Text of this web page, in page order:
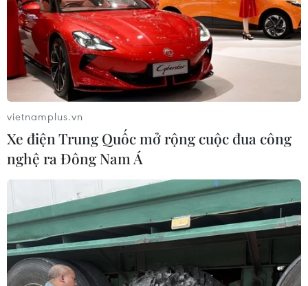
Nam Tây Nguyên và Nam Bộ có nơi mưa
rất to, nguy cơ lũ cục bộ
15/09/2019 10:14
vietnamplus.vn
Xe điện Trung Quốc mở rộng cuộc đua công
nghệ ra Đông Nam Á